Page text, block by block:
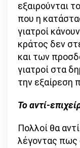
εξαιρούνται
που η
γιατροί
κράτος δεν
και των
γιατροί στα
την εξαίρεση
Το αντί-
Πολλοί θα
λέγοντας πως